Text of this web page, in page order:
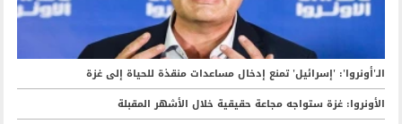
الـ'أونروا': 'إسرائيل' تمنع إدخال مساعدات منقذة للحياة إلى غزة
الأونروا: غزة ستواجه مجاعة حقيقية خلال الأشهر المقبلة